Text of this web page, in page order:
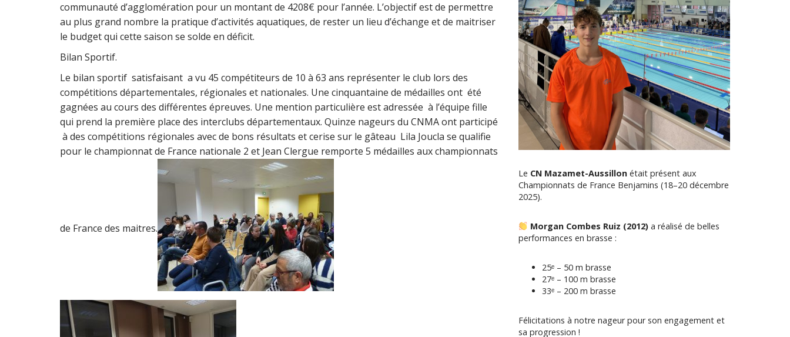
communauté d’agglomération pour un montant de 4208€ pour l’année. L’objectif est de permettre
au plus grand nombre la pratique d’activités aquatiques, de rester un lieu d’échange et de maitriser
le budget qui cette saison se solde en déficit.
Bilan Sportif.
Le bilan sportif satisfaisant a vu 45 compétiteurs de 10 à 63 ans représenter le club lors des
compétitions départementales, régionales et nationales. Une cinquantaine de médailles ont été
gagnées au cours des différentes épreuves. Une mention particulière est adressée à l’équipe fille
qui prend la première place des interclubs départementaux. Quinze nageurs du CNMA ont participé
à des compétitions régionales avec de bons résultats et cerise sur le gâteau Lila Joucla se qualifie
pour le championnat de France nationale 2 et Jean Clergue remporte 5 médailles aux championnats
de France des maitres.
Le CN Mazamet-Aussillon était présent aux
Championnats de France Benjamins (18–20 décembre
2025).
Morgan Combes Ruiz (2012) a réalisé de belles
performances en brasse :
25ᵉ – 50 m brasse
27ᵉ – 100 m brasse
33ᵉ – 200 m brasse
Félicitations à notre nageur pour son engagement et
sa progression !